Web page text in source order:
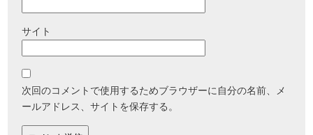
サイト
次回のコメントで使用するためブラウザーに自分の名前、メ
ールアドレス、サイトを保存する。